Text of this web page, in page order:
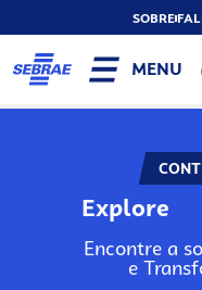
SOBRE
MENU
Explore
Encontre a
e